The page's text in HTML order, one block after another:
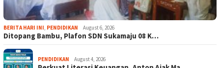
BERITA HARI INI, PENDIDIKAN August 6, 2026
Ditopang Bambu, Plafon SDN Sukamaju 08 K…
PENDIDIKAN August 4, 2026